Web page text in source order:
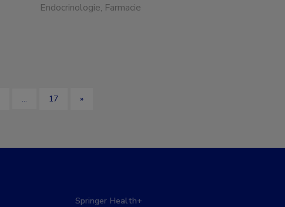
Endocrinologie, Farmacie
… 17 »
Springer Health+